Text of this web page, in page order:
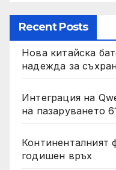
Recent Posts
Нова китайска
надежда за
Интеграция на
на пазаруването
Континенталният
годишен връх